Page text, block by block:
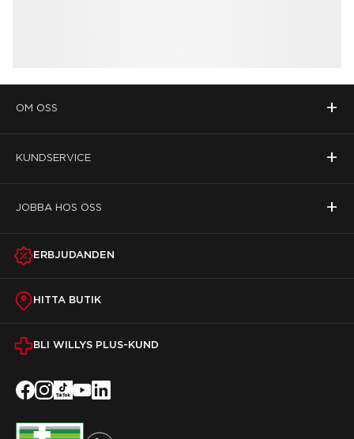
OM OSS +
KUNDSERVICE +
JOBBA HOS OSS +
ERBJUDANDEN
HITTA BUTIK
BLI WILLYS PLUS-KUND